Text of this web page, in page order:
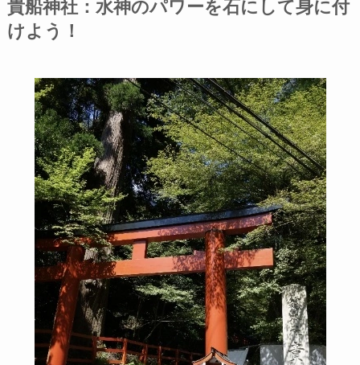
貴船神社：水神のパワーを石にして身に付
けよう！